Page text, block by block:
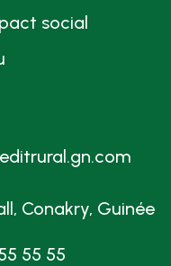
social
Conakry, Guinée
55 55